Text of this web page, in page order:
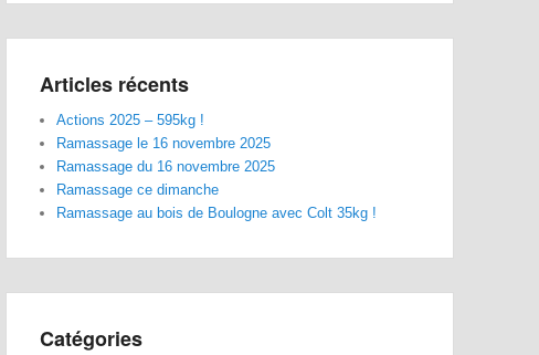
Articles récents
Actions 2025 – 595kg !
Ramassage le 16 novembre 2025
Ramassage du 16 novembre 2025
Ramassage ce dimanche
Ramassage au bois de Boulogne avec Colt 35kg !
Catégories